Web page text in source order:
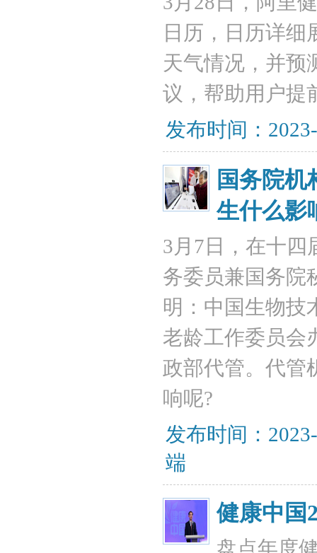
日历，日历详细
天气情况，并预
议，帮助用户提
发布时间：
国务院
生什么影
3月7日，在十四
务委员兼国务院
明：中国生物技
老龄工作委员会
政部代管。代管
响呢?
发布时间：
端
健康中国
盘点年度